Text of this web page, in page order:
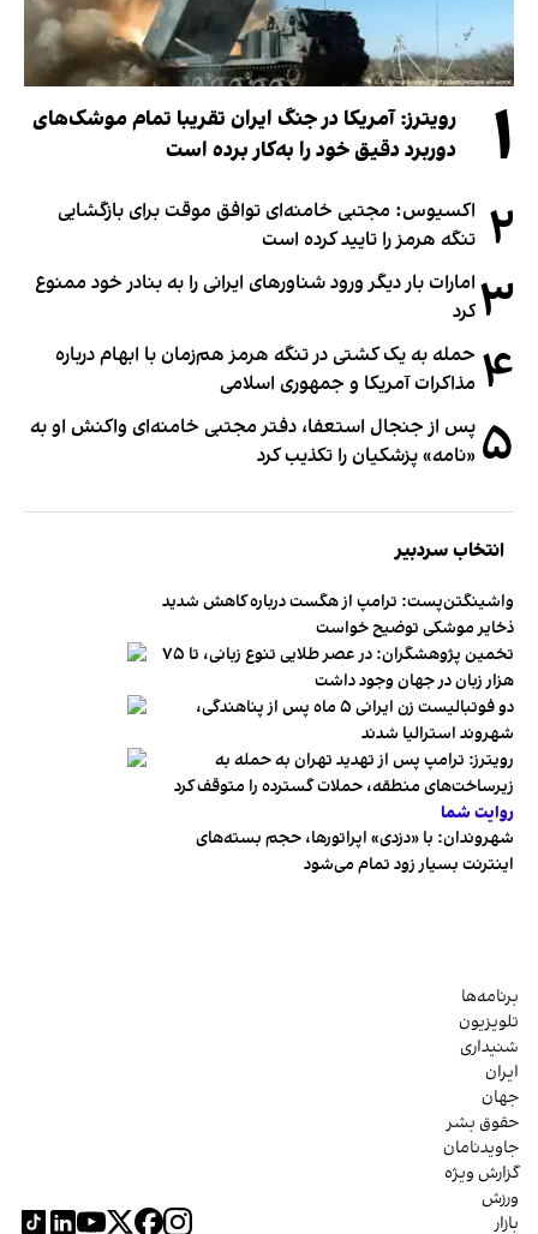
۱
رویترز: آمریکا در جنگ ایران تقریبا تمام موشک‌های
دوربرد دقیق خود را به‌کار برده است
۲ اکسیوس: مجتبی خامنه‌ای توافق موقت برای بازگشایی
تنگه هرمز را تایید کرده است
۳ امارات بار دیگر ورود شناورهای ایرانی را به بنادر خود ممنوع
کرد
۴ حمله به یک کشتی در تنگه هرمز هم‌زمان با ابهام درباره
مذاکرات آمریکا و جمهوری اسلامی
۵ پس از جنجال استعفا، دفتر مجتبی خامنه‌ای واکنش او به
«نامه» پزشکیان را تکذیب کرد
انتخاب سردبیر
واشینگتن‌پست: ترامپ از هگست درباره کاهش شدید
ذخایر موشکی توضیح خواست
تخمین پژوهشگران: در عصر طلایی تنوع زبانی، تا ۷۵
هزار زبان در جهان وجود داشت
دو فوتبالیست زن ایرانی ۵ ماه پس از پناهندگی،
شهروند استرالیا شدند
رویترز: ترامپ پس از تهدید تهران به حمله به
زیرساخت‌های منطقه، حملات گسترده را متوقف کرد
روایت شما
شهروندان:‌ با «دزدی» اپراتورها، حجم بسته‌های
اینترنت بسیار زود تمام می‌شود
برنامه‌ها
تلویزیون
شنیداری
ایران
جهان
حقوق بشر
جاویدنامان
گزارش ویژه
ورزش
بازار